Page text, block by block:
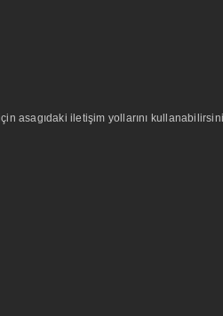
asagıdaki iletişim yollarını